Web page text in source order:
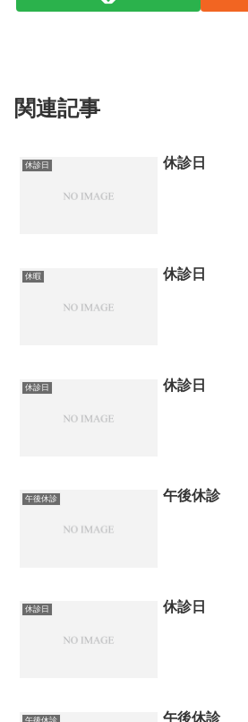
関連記事
休診日 休診日
休暇 休診日
休診日 休診日
午後休診 午後休診
休診日 休診日
午後休診 午後休診